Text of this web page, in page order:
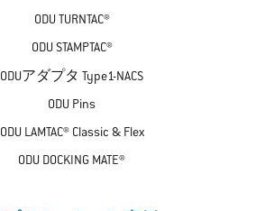
ODU TURNTAC®
ODU STAMPTAC®
ODUアダプタ Type1-NACS
ODU Pins
ODU LAMTAC® Classic & Flex
ODU DOCKING MATE®